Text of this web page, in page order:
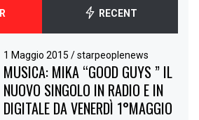
RECENT
1 Maggio 2015/ starpeoplenews
MUSICA: MIKA “GOOD GUYS ” IL
NUOVO SINGOLO IN RADIO E IN
DIGITALE DA VENERDÌ 1°MAGGIO